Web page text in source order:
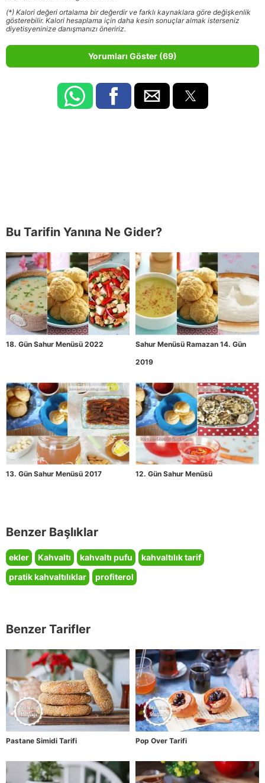
(*) Kalori değeri ortalama bir değerdir ve farklı kaynaklara göre değişkenlik
gösterebilir. Kalori hesaplama için daha kesin sonuçlar almak isterseniz
diyetisyeninize danışmanızı öneririz.
Yorumları Göster (69)
Bu Tarifin Yanına Ne Gider?
18. Gün Sahur Menüsü 2022
Sahur Menüsü Ramazan 14. Gün
2019
13. Gün Sahur Menüsü 2017 12. Gün Sahur Menüsü
Benzer Başlıklar
ekler Kahvaltı kahvaltı pufu
kahvaltılık tarif
pratik kahvaltılıklar
profiterol
Benzer Tarifler
Pastane Simidi Tarifi Pop Over Tarifi